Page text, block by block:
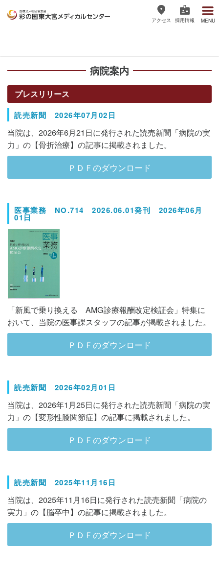
メディカルセンター
アクセス 採用情報 MENU
病院案内
プレスリリース
読売新聞 2026年07月02日
当院は、2026年6月21日に発行された読売新聞「病院の実
力」の【骨折治療】の記事に掲載されました。
ＰＤＦのダウンロード
医事業務 NO.714 2026.06.01発刊 2026年06月
01日
「新風で乗り換える AMG診療報酬改定検証会」特集に
おいて、当院の医事課スタッフの記事が掲載されました。
ＰＤＦのダウンロード
読売新聞 2026年02月01日
当院は、2026年1月25日に発行された読売新聞「病院の実
力」の【変形性膝関節症】の記事に掲載されました。
ＰＤＦのダウンロード
読売新聞 2025年11月16日
当院は、2025年11月16日に発行された読売新聞「病院の
実力」の【脳卒中】の記事に掲載されました。
ＰＤＦのダウンロード